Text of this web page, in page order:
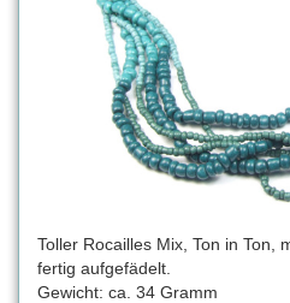
Toller Rocailles Mix, Ton in Ton,
fertig aufgefädelt.
Gewicht: ca. 34 Gramm